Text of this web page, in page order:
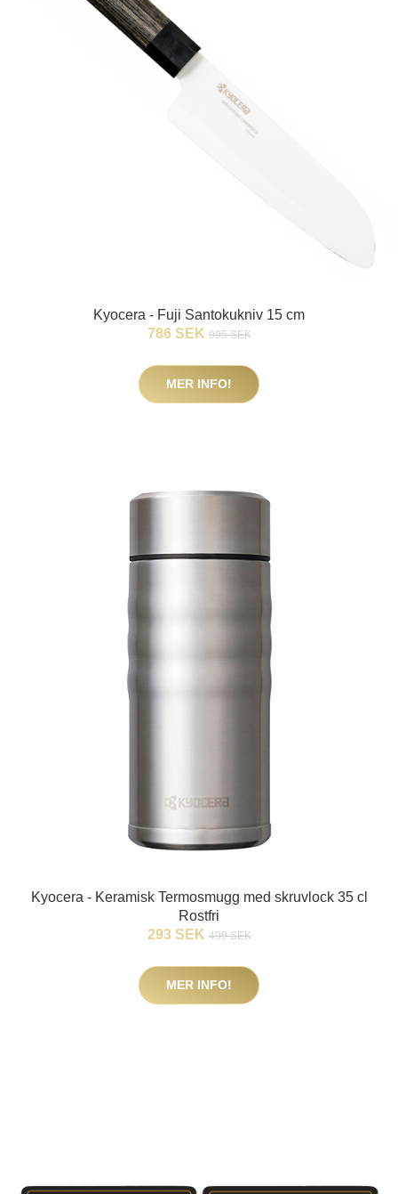
Kyocera - Fuji Santokukniv 15 cm
786 SEK 995 SEK
MER INFO!
Kyocera - Keramisk Termosmugg med skruvlock 35 cl
Rostfri
293 SEK 499 SEK
MER INFO!